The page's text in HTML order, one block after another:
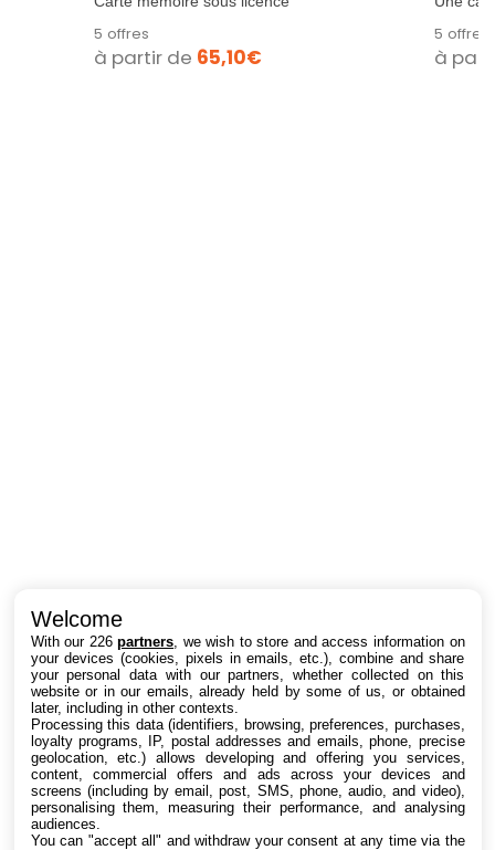
jusqu'à 100 Mo/s, Class
10, U3, V30)
Nintendo Switch....
5 offres
à partir de 65,10€
Carte,
Class
5 offres
à
Intéressant ? Partagez !
Welcome
With our 226partners , we wish to store and access information on
your devices (cookies, pixels in emails, etc.), combine and share
your personal data with our partners, whether collected on this
website or in our emails, already held by some of us, or obtained
later, including in other contexts.
Processing this data (identifiers, browsing, preferences, purchases,
loyalty programs, IP, postal addresses and emails, phone, precise
geolocation, etc.) allows developing and offering you services,
content, commercial offers and ads across your devices and
screens (including by email, post, SMS, phone, audio, and video),
personalising them, measuring their performance, and analysing
audiences.
You can "accept all" and withdraw your consent at any time via the